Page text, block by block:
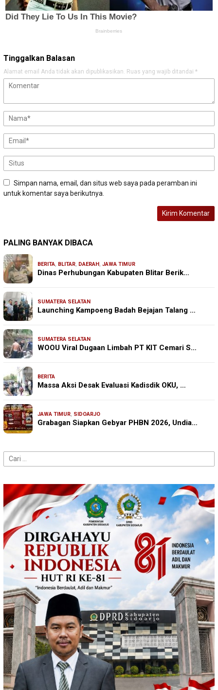
Tinggalkan Balasan
Alamat email Anda tidak akan dipublikasikan. Ruas yang wajib ditandai *
Simpan nama, email, dan situs web saya pada peramban ini
untuk komentar saya berikutnya.
PALING BANYAK DIBACA
BERITA, BLITAR, DAERAH , JAWA TIMUR
Dinas Perhubungan Kabupaten Blitar Berik…
SUMATERA SELATAN
Launching Kampoeng Badah Bejajan Talang …
SUMATERA SELATAN
WOOU Viral Dugaan Limbah PT KIT Cemari S…
BERITA
Massa Aksi Desak Evaluasi Kadisdik OKU, …
JAWA TIMUR, SIDOARJO
Grabagan Siapkan Gebyar PHBN 2026, Undia…
Cari
untuk: